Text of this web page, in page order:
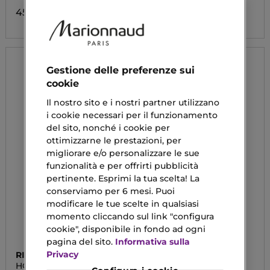
45,90 €
RITUALS
HOMME
LIFE IS A JOURNEY -
Gestione delle preferenze sui
cookie
Il nostro sito e i nostri partner utilizzano
i cookie necessari per il funzionamento
del sito, nonché i cookie per
ottimizzarne le prestazioni, per
migliorare e/o personalizzare le sue
funzionalità e per offrirti pubblicità
pertinente. Esprimi la tua scelta! La
conserviamo per 6 mesi. Puoi
modificare le tue scelte in qualsiasi
momento cliccando sul link "configura
cookie", disponibile in fondo ad ogni
pagina del sito. Informativa sulla
Privacy